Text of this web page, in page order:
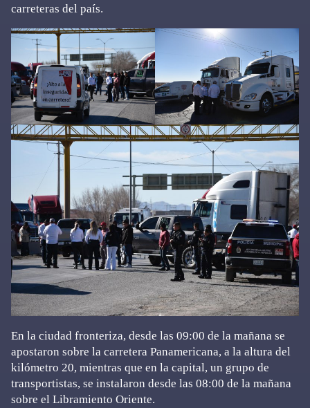
carreteras del país.
En la ciudad fronteriza, desde las 09:00 de la mañana se
apostaron sobre la carretera Panamericana, a la altura del
kilómetro 20, mientras que en la capital, un grupo de
transportistas, se instalaron desde las 08:00 de la mañana
sobre el Libramiento Oriente.